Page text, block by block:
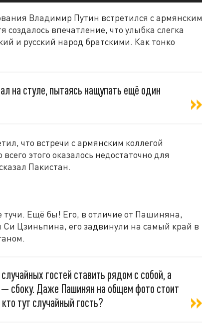
Владимир Путин встретился с армянским
впечатление, что улыбка слегка
и русский народ братскими. Как тонко
на стуле, пытаясь нащупать ещё один
что встречи с армянским коллегой
этого оказалось недостаточно для
Пакистан.
Ещё бы! Его, в отличие от Пашиняна,
Си Цзиньпина, его задвинули на самый край в
гостей ставить рядом с собой, а
сбоку. Даже Пашинян на общем фото стоит
тут случайный гость?